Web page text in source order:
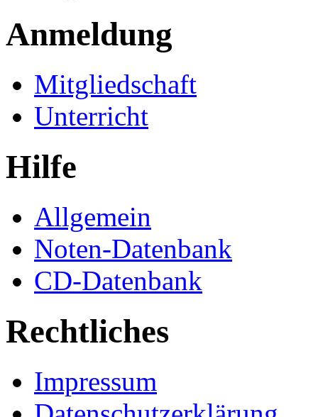
Anmeldung
Mitgliedschaft
Unterricht
Hilfe
Allgemein
Noten-Datenbank
CD-Datenbank
Rechtliches
Impressum